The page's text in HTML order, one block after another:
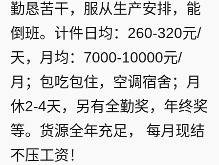
勤恳苦干，服从生产安排，能
倒班。计件日均：260-320元/
天，月均：7000-10000元/
月；包吃包住，空调宿舍；月
休2-4天，另有全勤奖，年终奖
等。货源全年充足， 每月现结
不压工资！